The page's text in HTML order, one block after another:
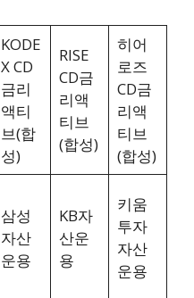
KODE
X CD
금리
액티
브(합
성)
RISE
CD금
리액
티브
(합성)
히어
로즈
CD금
리액
티브
(합성)
삼성
자산
운용
KB자
산운
용
키움
투자
자산
운용